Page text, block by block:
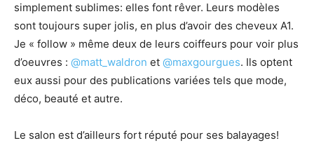
simplement sublimes: elles font rêver. Leurs modèles
sont toujours super jolis, en plus d’avoir des cheveux A1.
Je « follow » même deux de leurs coiffeurs pour voir plus
d’oeuvres : @matt_waldron et @maxgourgues. Ils optent
eux aussi pour des publications variées tels que mode,
déco, beauté et autre.
Le salon est d’ailleurs fort réputé pour ses balayages!